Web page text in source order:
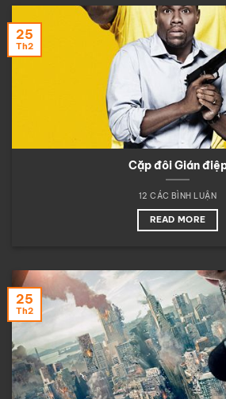
Cặp đôi Gián
12 CÁC BÌNH LUẬN
READ MORE
25
Th2
25
Th2